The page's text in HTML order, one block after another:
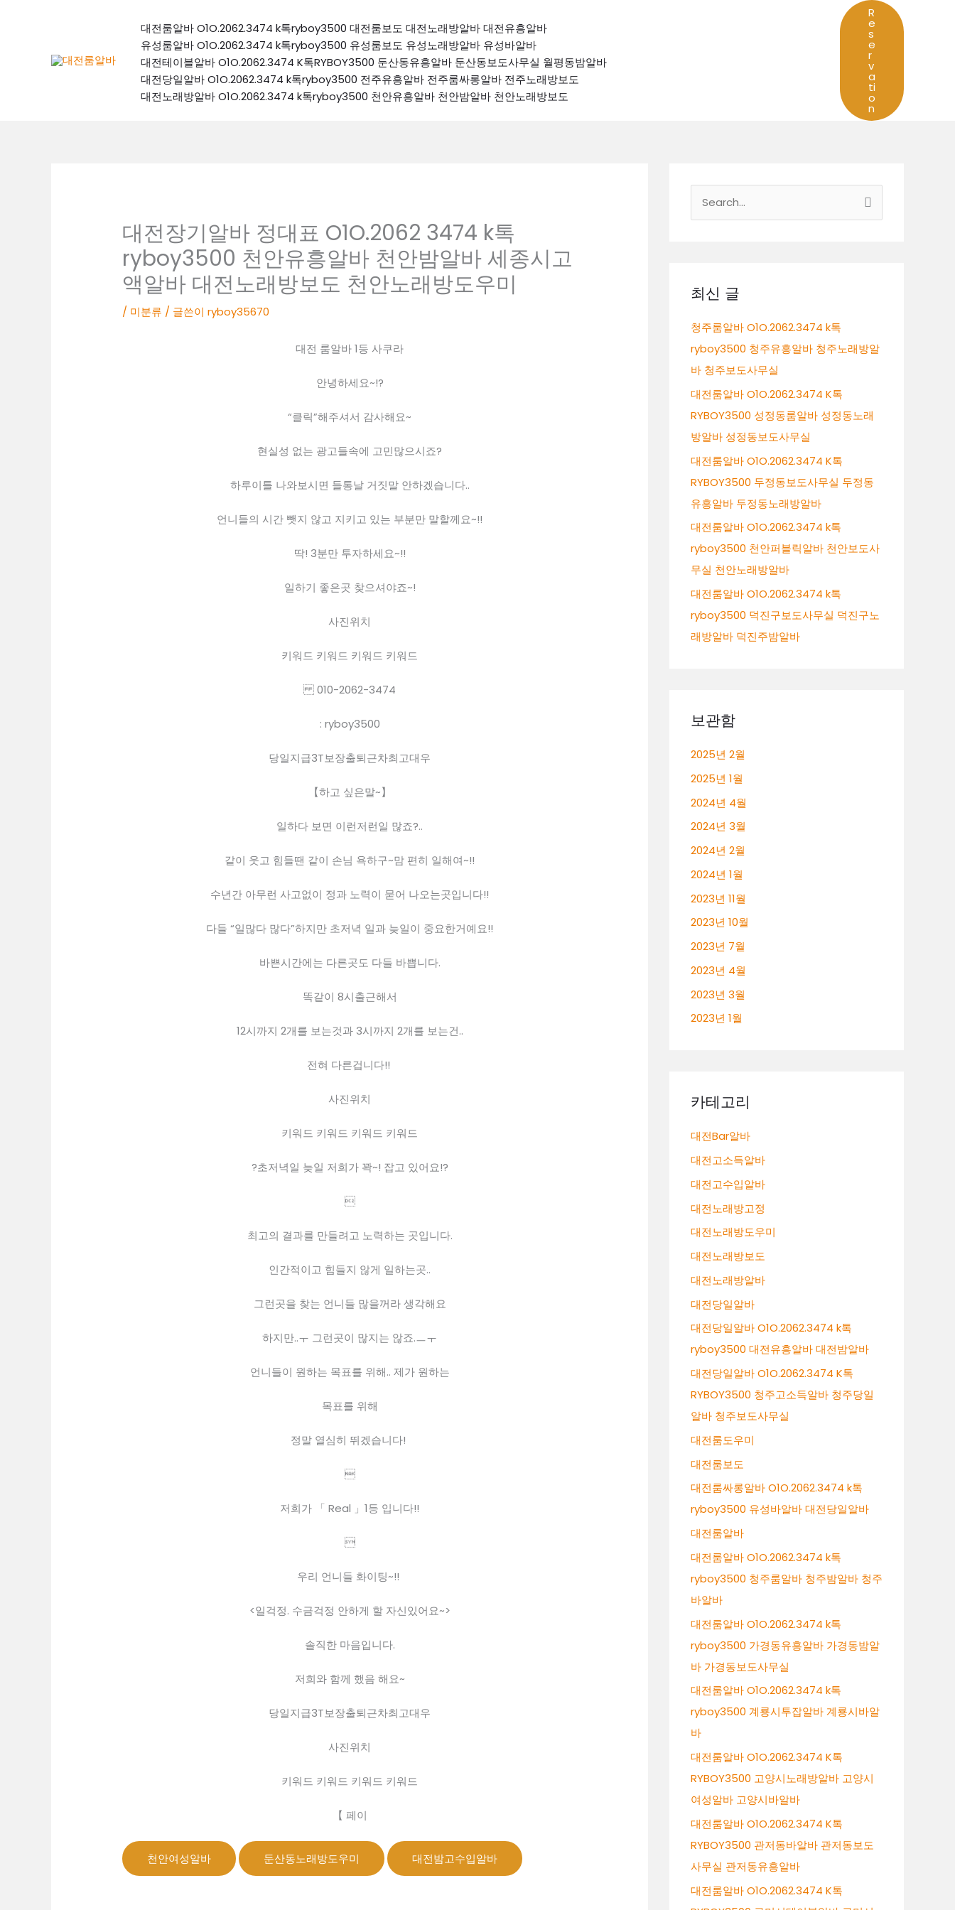
대전룸알바 O1O.2062.3474 k톡ryboy3500 대전룸보도 대전노래방알바 대전유흥알바
유성룸알바 O1O.2062.3474 k톡ryboy3500 유성룸보도 유성노래방알바 유성바알바
대전테이블알바 O1O.2062.3474 K톡RYBOY3500 둔산동유흥알바 둔산동보도사무실 월평동밤알바
대전당일알바 O1O.2062.3474 k톡ryboy3500 전주유흥알바 전주룸싸롱알바 전주노래방보도
대전노래방알바 O1O.2062.3474 k톡ryboy3500 천안유흥알바 천안밤알바 천안노래방보도
R
e
s
e
r
v
a
ti
o
n
대전장기알바 정대표 O1O.2062 3474 k톡
ryboy3500 천안유흥알바 천안밤알바 세종시고
액알바 대전노래방보도 천안노래방도우미
/ 미분류 / 글쓴이ryboy35670
대전 룸알바 1등 사쿠라
안녕하세요~!?
“클릭”해주셔서 감사해요~
현실성 없는 광고들속에 고민많으시죠?
하루이틀 나와보시면 들통날 거짓말 안하겠습니다..
언니들의 시간 뺏지 않고 지키고 있는 부분만 말할께요~!!
딱! 3분만 투자하세요~!!
일하기 좋은곳 찾으셔야죠~!
사진위치
키워드 키워드 키워드 키워드
010-2062-3474
: ryboy3500
당일지급3T보장출퇴근차최고대우
【하고 싶은말~】
일하다 보면 이런저런일 많죠?..
같이 웃고 힘들땐 같이 손님 욕하구~맘 편히 일해여~!!
수년간 아무런 사고없이 정과 노력이 묻어 나오는곳입니다!!
다들 “일많다 많다”하지만 초저녁 일과 늦일이 중요한거예요!!
바쁜시간에는 다른곳도 다들 바쁩니다.
똑같이 8시출근해서
12시까지 2개를 보는것과 3시까지 2개를 보는건..
전혀 다른겁니다!! 
사진위치
키워드 키워드 키워드 키워드
?초저녁일 늦일 저희가 꽉~! 잡고 있어요!?

최고의 결과를 만들려고 노력하는 곳입니다.
인간적이고 힘들지 않게 일하는곳..
그런곳을 찾는 언니들 많을꺼라 생각해요
하지만..ㅜ 그런곳이 많지는 않죠.ㅡㅜ
언니들이 원하는 목표를 위해.. 제가 원하는
목표를 위해
정말 열심히 뛰겠습니다! 

저희가 「 Real 」1등 입니다!!

우리 언니들 화이팅~!! 
<일걱정. 수금걱정 안하게 할 자신있어요~>
솔직한 마음입니다.
저희와 함께 했음 해요~
당일지급3T보장출퇴근차최고대우
사진위치
키워드 키워드 키워드 키워드
【 페이
천안여성알바 둔산동노래방도우미 대전밤고수입알바
최신 글
청주룸알바 O1O.2062.3474 k톡
ryboy3500 청주유흥알바 청주노래방알
바 청주보도사무실
대전룸알바 O1O.2062.3474 K톡
RYBOY3500 성정동룸알바 성정동노래
방알바 성정동보도사무실
대전룸알바 O1O.2062.3474 K톡
RYBOY3500 두정동보도사무실 두정동
유흥알바 두정동노래방알바
대전룸알바 O1O.2062.3474 k톡
ryboy3500 천안퍼블릭알바 천안보도사
무실 천안노래방알바
대전룸알바 O1O.2062.3474 k톡
ryboy3500 덕진구보도사무실 덕진구노
래방알바 덕진주밤알바
보관함
2025년 2월
2025년 1월
2024년 4월
2024년 3월
2024년 2월
2024년 1월
2023년 11월
2023년 10월
2023년 7월
2023년 4월
2023년 3월
2023년 1월
카테고리
대전Bar알바
대전고소득알바
대전고수입알바
대전노래방고정
대전노래방도우미
대전노래방보도
대전노래방알바
대전당일알바
대전당일알바 O1O.2062.3474 k톡
ryboy3500 대전유흥알바 대전밤알바
대전당일알바 O1O.2062.3474 K톡
RYBOY3500 청주고소득알바 청주당일
알바 청주보도사무실
대전룸도우미
대전룸보도
대전룸싸롱알바 O1O.2062.3474 k톡
ryboy3500 유성바알바 대전당일알바
대전룸알바
대전룸알바 O1O.2062.3474 k톡
ryboy3500 청주룸알바 청주밤알바 청주
바알바
대전룸알바 O1O.2062.3474 k톡
ryboy3500 가경동유흥알바 가경동밤알
바 가경동보도사무실
대전룸알바 O1O.2062.3474 k톡
ryboy3500 계룡시투잡알바 계룡시바알
바
대전룸알바 O1O.2062.3474 K톡
RYBOY3500 고양시노래방알바 고양시
여성알바 고양시바알바
대전룸알바 O1O.2062.3474 K톡
RYBOY3500 관저동바알바 관저동보도
사무실 관저동유흥알바
대전룸알바 O1O.2062.3474 K톡